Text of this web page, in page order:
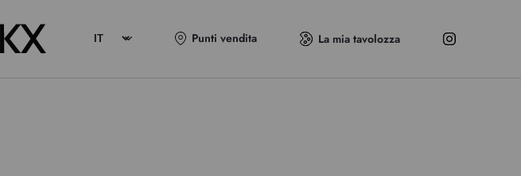
Punti vendita La mia tavolozza